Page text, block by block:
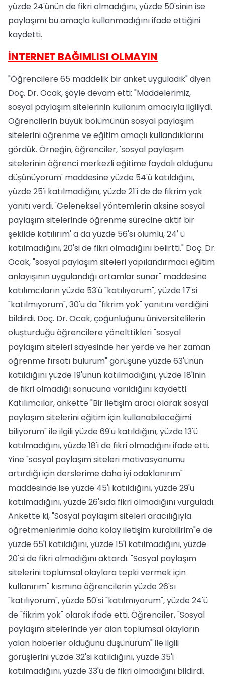
yüzde 24'ünün de fikri olmadığını, yüzde 50'sinin ise
paylaşımı bu amaçla kullanmadığını ifade ettiğini
kaydetti.
İNTERNET BAĞIMLISI OLMAYIN
"Öğrencilere 65 maddelik bir anket uyguladık" diyen
Doç. Dr. Ocak, şöyle devam etti: "Maddelerimiz,
sosyal paylaşım sitelerinin kullanım amacıyla ilgiliydi.
Öğrencilerin büyük bölümünün sosyal paylaşım
sitelerini öğrenme ve eğitim amaçlı kullandıklarını
gördük. Örneğin, öğrenciler, 'sosyal paylaşım
sitelerinin öğrenci merkezli eğitime faydalı olduğunu
düşünüyorum' maddesine yüzde 54'ü katıldığını,
yüzde 25'i katılmadığını, yüzde 21'i de de fikrim yok
yanıtı verdi. 'Geleneksel yöntemlerin aksine sosyal
paylaşım sitelerinde öğrenme sürecine aktif bir
şekilde katılırım' a da yüzde 56'sı olumlu, 24' ü
katılmadığını, 20'si de fikri olmadığını belirtti." Doç. Dr.
Ocak, "sosyal paylaşım siteleri yapılandırmacı eğitim
anlayışının uygulandığı ortamlar sunar" maddesine
katılımcıların yüzde 53'ü "katılıyorum", yüzde 17'si
"katılmıyorum", 30'u da "fikrim yok" yanıtını verdiğini
bildirdi. Doç. Dr. Ocak, çoğunluğunu üniversitelilerin
oluşturduğu öğrencilere yönelttikleri "sosyal
paylaşım siteleri sayesinde her yerde ve her zaman
öğrenme fırsatı bulurum" görüşüne yüzde 63'ünün
katıldığını yüzde 19'unun katılmadığını, yüzde 18'inin
de fikri olmadığı sonucuna varıldığını kaydetti.
Katılımcılar, ankette "Bir iletişim aracı olarak sosyal
paylaşım sitelerini eğitim için kullanabileceğimi
biliyorum" ile ilgili yüzde 69'u katıldığını, yüzde 13'ü
katılmadığını, yüzde 18'i de fikri olmadığını ifade etti.
Yine "sosyal paylaşım siteleri motivasyonumu
artırdığı için derslerime daha iyi odaklanırım"
maddesinde ise yüzde 45'i katıldığını, yüzde 29'u
katılmadığını, yüzde 26'sıda fikri olmadığını vurguladı.
Ankette ki, "Sosyal paylaşım siteleri aracılığıyla
öğretmenlerimle daha kolay iletişim kurabilirim"e de
yüzde 65'i katıldığını, yüzde 15'i katılmadığını, yüzde
20'si de fikri olmadığını aktardı. "Sosyal paylaşım
sitelerini toplumsal olaylara tepki vermek için
kullanırım" kısmına öğrencilerin yüzde 26'sı
"katılıyorum", yüzde 50'si "katılmıyorum", yüzde 24'ü
de "fikrim yok" olarak ifade etti. Öğrenciler, "Sosyal
paylaşım sitelerinde yer alan toplumsal olayların
yalan haberler olduğunu düşünürüm" ile ilgili
görüşlerini yüzde 32'si katıldığını, yüzde 35'i
katılmadığını, yüzde 33'ü de fikri olmadığını bildirdi.